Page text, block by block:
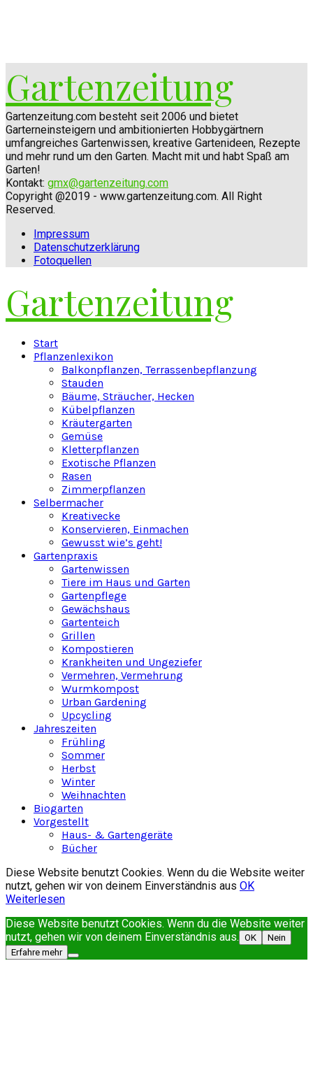
Gartenzeitung
Gartenzeitung.com besteht seit 2006 und bietet
Garterneinsteigern und ambitionierten Hobbygärtnern
umfangreiches Gartenwissen, kreative Gartenideen, Rezepte
und mehr rund um den Garten. Macht mit und habt Spaß am
Garten!
Kontakt: gmx@gartenzeitung.com
Copyright @2019 - www.gartenzeitung.com. All Right
Reserved.
Impressum
Datenschutzerklärung
Fotoquellen
Gartenzeitung
Start
Pflanzenlexikon
Balkonpflanzen, Terrassenbepflanzung
Stauden
Bäume, Sträucher, Hecken
Kübelpflanzen
Kräutergarten
Gemüse
Kletterpflanzen
Exotische Pflanzen
Rasen
Zimmerpflanzen
Selbermacher
Kreativecke
Konservieren, Einmachen
Gewusst wie’s geht!
Gartenpraxis
Gartenwissen
Tiere im Haus und Garten
Gartenpflege
Gewächshaus
Gartenteich
Grillen
Kompostieren
Krankheiten und Ungeziefer
Vermehren, Vermehrung
Wurmkompost
Urban Gardening
Upcycling
Jahreszeiten
Frühling
Sommer
Herbst
Winter
Weihnachten
Biogarten
Vorgestellt
Haus- & Gartengeräte
Bücher
Diese Website benutzt Cookies. Wenn du die Website weiter
nutzt, gehen wir von deinem Einverständnis aus OK
Weiterlesen
Diese Website benutzt Cookies. Wenn du die Website weiter
nutzt, gehen wir von deinem Einverständnis aus. OK
Nein
Erfahre mehr